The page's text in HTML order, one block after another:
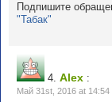
Подпишите
"Табак"
4. Alex :
Май 31st, 2016 at 14:54